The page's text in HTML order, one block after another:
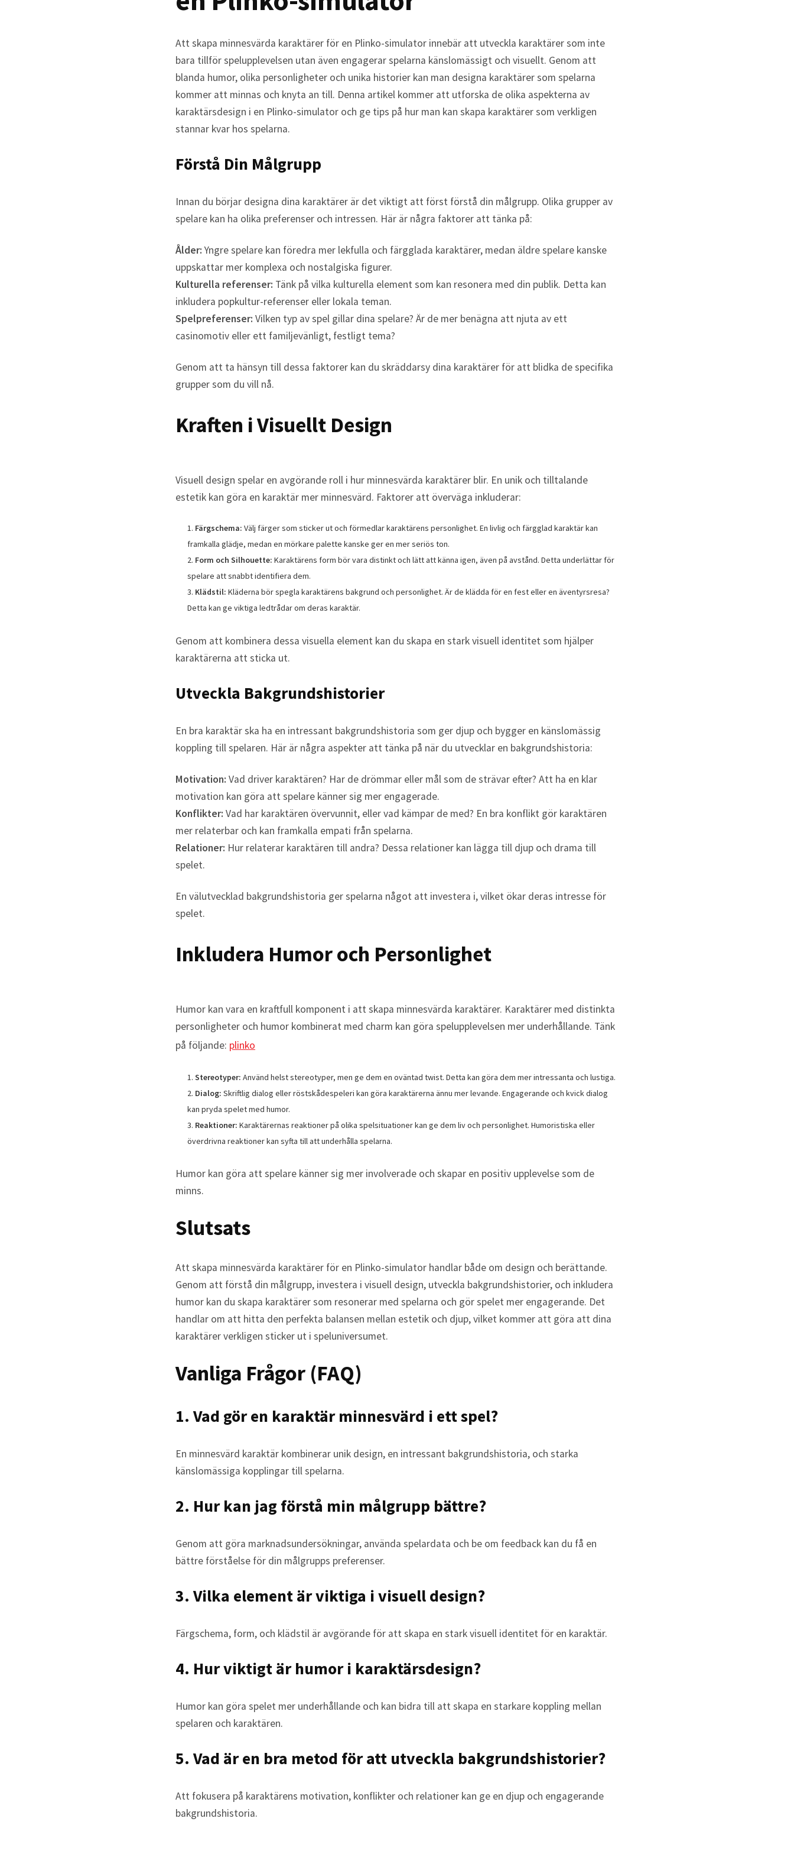
West Hills, CA
Westlake Village, CA
Att skapa minnesvärda karaktärer för en Plinko-simulator innebär att utveckla karaktärer som inte
bara tillför spelupplevelsen utan även engagerar spelarna känslomässigt och visuellt. Genom att
blanda humor, olika personligheter och unika historier kan man designa karaktärer som spelarna
kommer att minnas och knyta an till. Denna artikel kommer att utforska de olika aspekterna av
karaktärsdesign i en Plinko-simulator och ge tips på hur man kan skapa karaktärer som verkligen
stannar kvar hos spelarna.
Förstå Din Målgrupp
Innan du börjar designa dina karaktärer är det viktigt att först förstå din målgrupp. Olika grupper av
spelare kan ha olika preferenser och intressen. Här är några faktorer att tänka på:
Ålder:Yngre spelare kan föredra mer lekfulla och färgglada karaktärer, medan äldre spelare kanske
uppskattar mer komplexa och nostalgiska figurer.
Kulturella referenser: Tänk på vilka kulturella element som kan resonera med din publik. Detta kan
inkludera popkultur-referenser eller lokala teman.
Spelpreferenser: Vilken typ av spel gillar dina spelare? Är de mer benägna att njuta av ett
casinomotiv eller ett familjevänligt, festligt tema?
Genom att ta hänsyn till dessa faktorer kan du skräddarsy dina karaktärer för att blidka de specifika
grupper som du vill nå.
Kraften i Visuellt Design
Visuell design spelar en avgörande roll i hur minnesvärda karaktärer blir. En unik och tilltalande
estetik kan göra en karaktär mer minnesvärd. Faktorer att överväga inkluderar:
Färgschema: Välj färger som sticker ut och förmedlar karaktärens personlighet. En livlig och färgglad karaktär kan
framkalla glädje, medan en mörkare palette kanske ger en mer seriös ton.
Form och Silhouette: Karaktärens form bör vara distinkt och lätt att känna igen, även på avstånd. Detta underlättar för
spelare att snabbt identifiera dem.
Klädstil: Kläderna bör spegla karaktärens bakgrund och personlighet. Är de klädda för en fest eller en äventyrsresa?
Detta kan ge viktiga ledtrådar om deras karaktär.
Genom att kombinera dessa visuella element kan du skapa en stark visuell identitet som hjälper
karaktärerna att sticka ut.
Utveckla Bakgrundshistorier
En bra karaktär ska ha en intressant bakgrundshistoria som ger djup och bygger en känslomässig
koppling till spelaren. Här är några aspekter att tänka på när du utvecklar en bakgrundshistoria:
Motivation: Vad driver karaktären? Har de drömmar eller mål som de strävar efter? Att ha en klar
motivation kan göra att spelare känner sig mer engagerade.
Konflikter: Vad har karaktären övervunnit, eller vad kämpar de med? En bra konflikt gör karaktären
mer relaterbar och kan framkalla empati från spelarna.
Relationer: Hur relaterar karaktären till andra? Dessa relationer kan lägga till djup och drama till
spelet.
En välutvecklad bakgrundshistoria ger spelarna något att investera i, vilket ökar deras intresse för
spelet.
Inkludera Humor och Personlighet
Humor kan vara en kraftfull komponent i att skapa minnesvärda karaktärer. Karaktärer med distinkta
personligheter och humor kombinerat med charm kan göra spelupplevelsen mer underhållande. Tänk
på följande: plinko
Stereotyper: Använd helst stereotyper, men ge dem en oväntad twist. Detta kan göra dem mer intressanta och lustiga.
Dialog: Skriftlig dialog eller röstskådespeleri kan göra karaktärerna ännu mer levande. Engagerande och kvick dialog
kan pryda spelet med humor.
Reaktioner: Karaktärernas reaktioner på olika spelsituationer kan ge dem liv och personlighet. Humoristiska eller
överdrivna reaktioner kan syfta till att underhålla spelarna.
Humor kan göra att spelare känner sig mer involverade och skapar en positiv upplevelse som de
minns.
Slutsats
Att skapa minnesvärda karaktärer för en Plinko-simulator handlar både om design och berättande.
Genom att förstå din målgrupp, investera i visuell design, utveckla bakgrundshistorier, och inkludera
humor kan du skapa karaktärer som resonerar med spelarna och gör spelet mer engagerande. Det
handlar om att hitta den perfekta balansen mellan estetik och djup, vilket kommer att göra att dina
karaktärer verkligen sticker ut i speluniversumet.
Vanliga Frågor (FAQ)
1. Vad gör en karaktär minnesvärd i ett spel?
En minnesvärd karaktär kombinerar unik design, en intressant bakgrundshistoria, och starka
känslomässiga kopplingar till spelarna.
2. Hur kan jag förstå min målgrupp bättre?
Genom att göra marknadsundersökningar, använda spelardata och be om feedback kan du få en
bättre förståelse för din målgrupps preferenser.
3. Vilka element är viktiga i visuell design?
Färgschema, form, och klädstil är avgörande för att skapa en stark visuell identitet för en karaktär.
4. Hur viktigt är humor i karaktärsdesign?
Humor kan göra spelet mer underhållande och kan bidra till att skapa en starkare koppling mellan
spelaren och karaktären.
5. Vad är en bra metod för att utveckla bakgrundshistorier?
Att fokusera på karaktärens motivation, konflikter och relationer kan ge en djup och engagerande
bakgrundshistoria.